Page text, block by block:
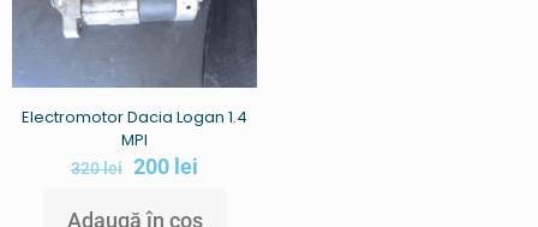
Electromotor Dacia Logan 1.4
MPI
320lei 200 lei
Adaugă în coș